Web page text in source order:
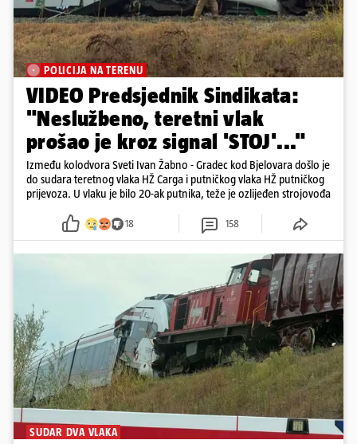
POLICIJA NA TERENU
VIDEO Predsjednik Sindikata:
"Neslužbeno, teretni vlak
prošao je kroz signal 'STOJ'..."
Između kolodvora Sveti Ivan Žabno - Gradec kod Bjelovara došlo je
do sudara teretnog vlaka HŽ Carga i putničkog vlaka HŽ putničkog
prijevoza. U vlaku je bilo 20-ak putnika, teže je ozlijeđen strojovođa
18 158
SUDAR DVA VLAKA